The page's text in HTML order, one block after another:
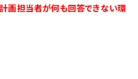
画担当者が何も回答できない環